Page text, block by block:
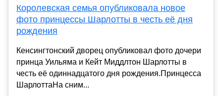
Королевская семья опубликовала новое
фото принцессы Шарлотты в честь её дня
рождения
Кенсингтонский дворец опубликовал фото дочери
принца Уильяма и Кейт Миддлтон Шарлотты в
честь её одиннадцатого дня рождения.Принцесса
ШарлоттаНа сним...